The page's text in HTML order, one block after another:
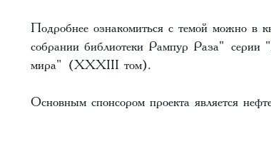
Подробнее ознакомиться с темой можно в
собрании библиотеки Рампур Раза" серии
мира" (XXXIII том).
Основным спонсором проекта является